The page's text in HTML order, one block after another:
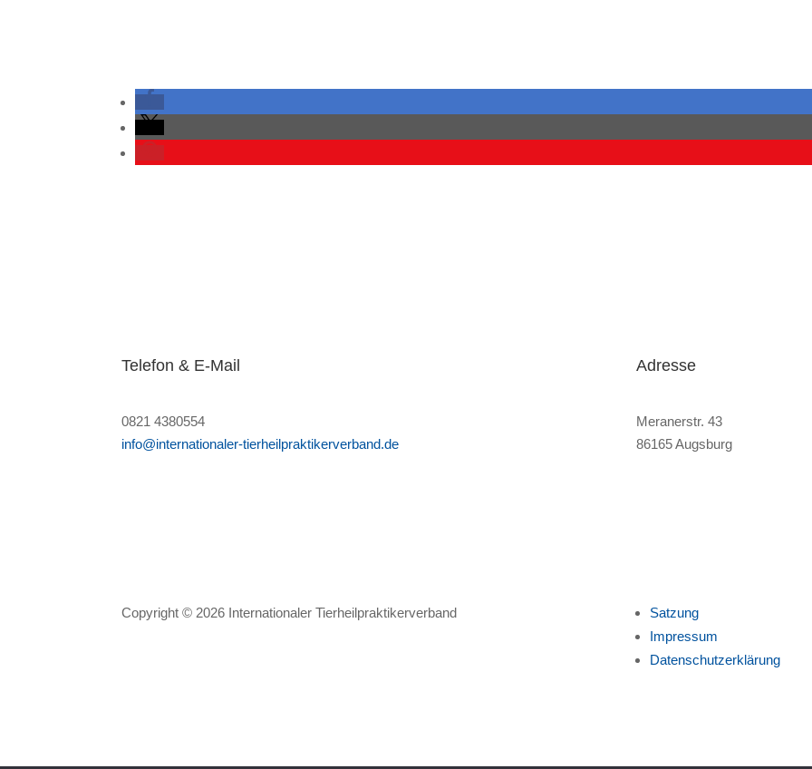
Telefon & E-Mail
0821 4380554
info@internationaler-tierheilpraktikerverband.de
Adresse
Meranerstr. 43
86165 Augsburg
Copyright © 2026 Internationaler Tierheilpraktikerverband
Satzung
Impressum
Datenschutzerklärung